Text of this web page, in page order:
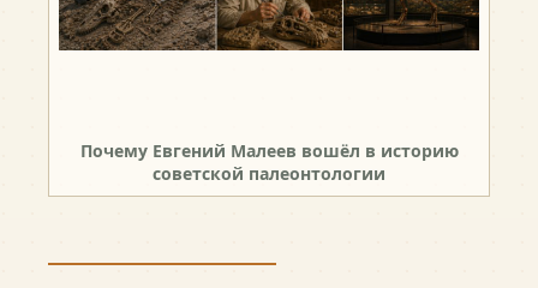
Почему Евгений Малеев вошёл в историю
советской палеонтологии